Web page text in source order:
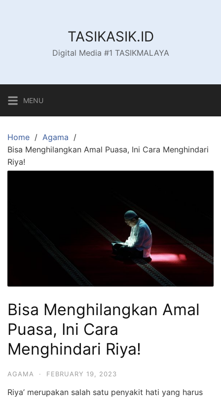
TASIKASIK.ID
Digital Media #1 TASIKMALAYA
MENU
Home
Agama
Bisa Menghilangkan Amal Puasa, Ini Cara Menghindari
Riya!
Bisa Menghilangkan Amal
Puasa, Ini Cara
Menghindari Riya!
AGAMA · FEBRUARY 19, 2023
Riya’ merupakan salah satu penyakit hati yang harus